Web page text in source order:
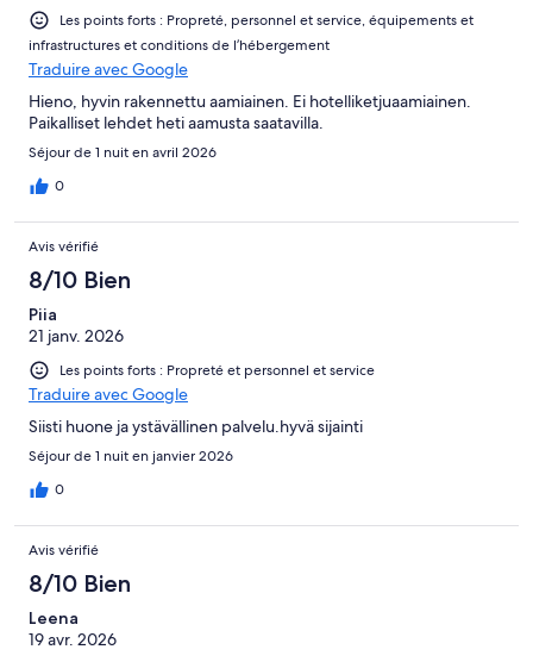
Les points forts : Propreté, personnel et service, équipements et
infrastructures et conditions de l’hébergement
Traduire avec Google
Hieno, hyvin rakennettu aamiainen. Ei hotelliketjuaamiainen.
Paikalliset lehdet heti aamusta saatavilla.
Séjour de 1 nuit en avril 2026
0
Avis vérifié
8/10 Bien
Piia
21 janv. 2026
Les points forts : Propreté et personnel et service
Traduire avec Google
Siisti huone ja ystävällinen palvelu.hyvä sijainti
Séjour de 1 nuit en janvier 2026
0
Avis vérifié
8/10 Bien
Leena
19 avr. 2026